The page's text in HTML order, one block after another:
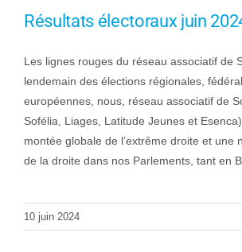
Résultats électoraux juin
Les lignes rouges du réseau associatif de
lendemain des élections régionales,
européennes, nous, réseau associatif de
Sofélia, Liages, Latitude Jeunes et
montée globale de l’extrême droite et une
de la droite dans nos Parlements, tant en
10 juin 2024